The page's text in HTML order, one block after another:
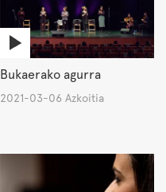
Bukaerako agurra
2021-03-06 Azkoitia